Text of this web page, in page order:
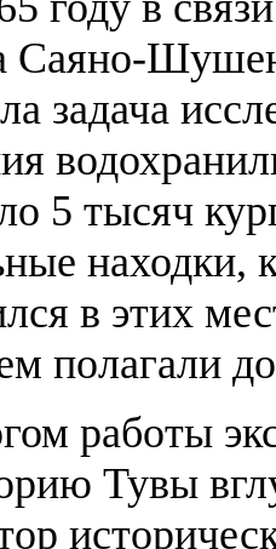
Саяно-
задача
5 тысяч
находки,
в этих
полагали
работы
Тувы